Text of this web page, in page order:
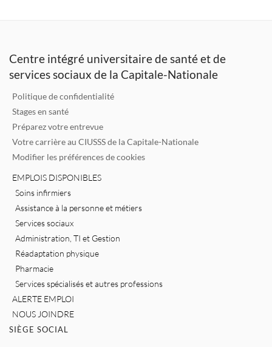
dI
n
r
o
Centre intégré universitaire de santé et de
services sociaux de la Capitale-Nationale
Politique de confidentialité
Stages en santé
Préparez votre entrevue
Votre carrière au CIUSSS de la Capitale-Nationale
Modifier les préférences de cookies
EMPLOIS DISPONIBLES
Soins infirmiers
Assistance à la personne et métiers
Services sociaux
Administration, TI et Gestion
Réadaptation physique
Pharmacie
Services spécialisés et autres professions
ALERTE EMPLOI
NOUS JOINDRE
SIÈGE SOCIAL